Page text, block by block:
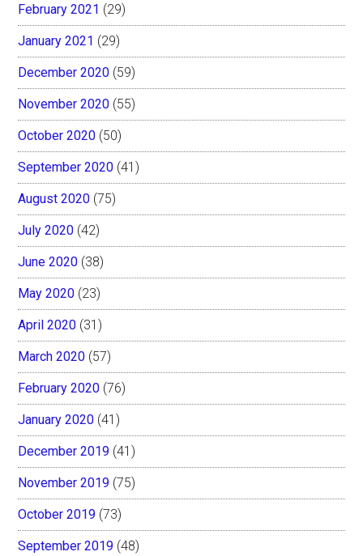
February 2021 (29)
January 2021 (29)
December 2020 (59)
November 2020 (55)
October 2020 (50)
September 2020 (41)
August 2020 (75)
July 2020 (42)
June 2020 (38)
May 2020 (23)
April 2020 (31)
March 2020 (57)
February 2020 (76)
January 2020 (41)
December 2019 (41)
November 2019 (75)
October 2019 (73)
September 2019 (48)